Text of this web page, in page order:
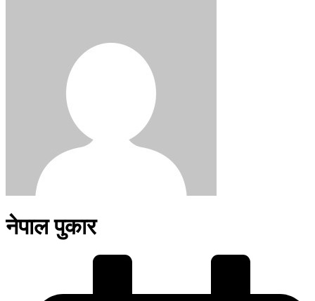
नेपाल पुकार